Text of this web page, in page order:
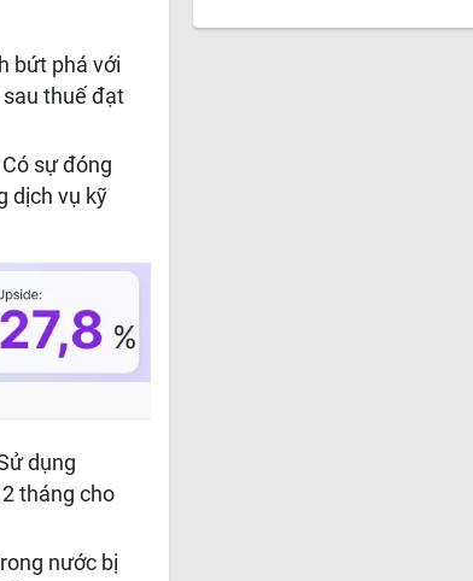
bứt phá với
sau thuế đạt
sự đóng
dịch vụ kỹ
dụng
tháng cho
nước bị